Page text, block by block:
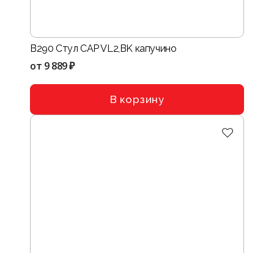
B290 Стул CAP VL2,BK капучино
от 9 889 ₽
В корзину